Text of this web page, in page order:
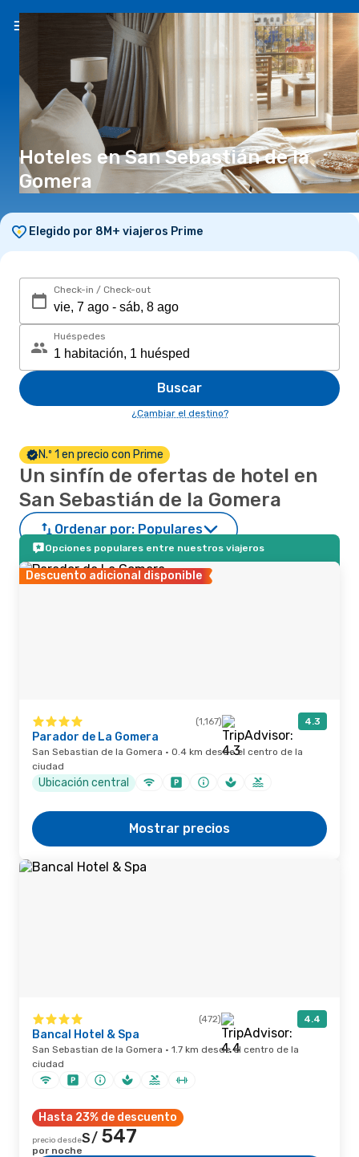
ES(S/)
Hoteles en San Sebastián de la
Gomera
Elegido por 8M+ viajeros Prime
Check-in / Check-out
Huéspedes
Buscar
¿Cambiar el destino?
N.º 1 en precio con Prime
Un sinfín de ofertas de hotel en
San Sebastián de la Gomera
Ordenar por: Populares
Opciones populares entre nuestros viajeros
Descuento adicional disponible
(1,167) 4.3
Parador de La Gomera
San Sebastian de la Gomera · 0.4 km desde el centro de la
ciudad
Ubicación central
Mostrar precios
(472) 4.4
Bancal Hotel & Spa
San Sebastian de la Gomera · 1.7 km desde el centro de la
ciudad
Hasta 23% de descuento
precio desdeS/ 547
por noche